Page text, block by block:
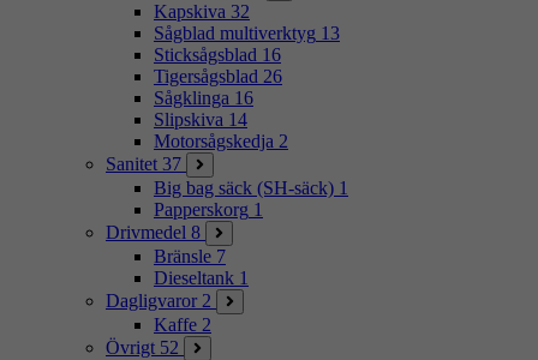
Kapskiva 32
Sågblad multiverktyg 13
Sticksågsblad 16
Tigersågsblad 26
Sågklinga 16
Slipskiva 14
Motorsågskedja 2
Sanitet 37
Big bag säck (SH-säck) 1
Papperskorg 1
Drivmedel 8
Bränsle 7
Dieseltank 1
Dagligvaror 2
Kaffe 2
Övrigt 52